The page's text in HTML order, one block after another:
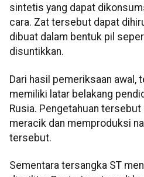
sintetis yang dapat
cara. Zat tersebut dapat
dibuat dalam bentuk pil
disuntikkan.
Dari hasil pemeriksaan awal,
memiliki latar belakang
Rusia. Pengetahuan
meracik dan memproduksi
tersebut.
Sementara tersangka ST